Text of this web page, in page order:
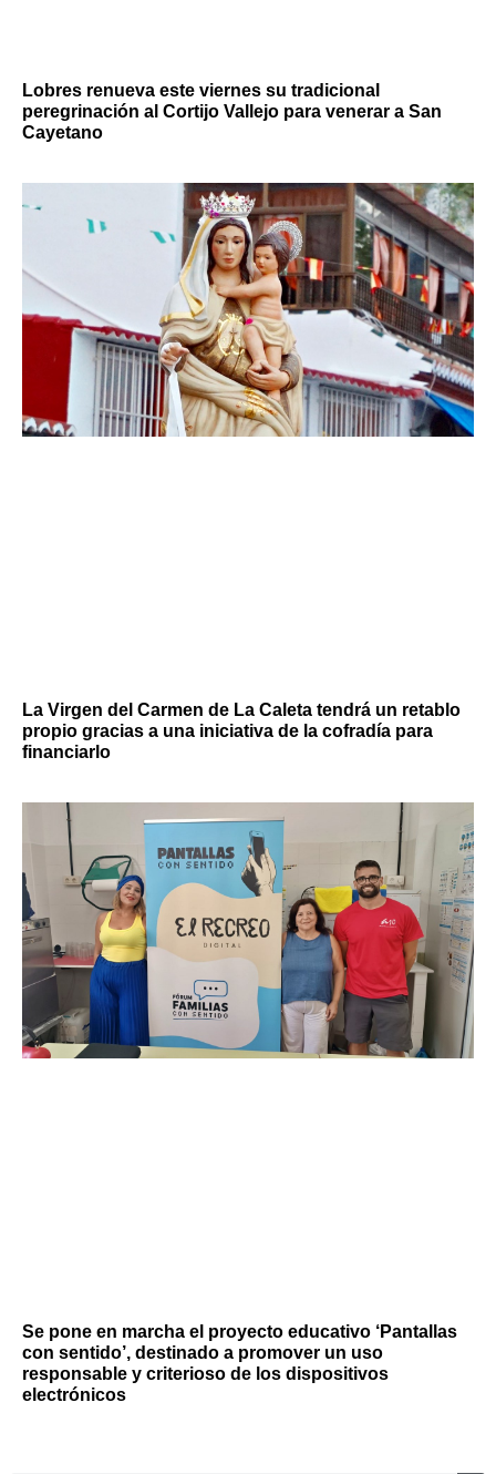
Lobres renueva este viernes su tradicional
peregrinación al Cortijo Vallejo para venerar a San
Cayetano
La Virgen del Carmen de La Caleta tendrá un retablo
propio gracias a una iniciativa de la cofradía para
financiarlo
Se pone en marcha el proyecto educativo ‘Pantallas
con sentido’, destinado a promover un uso
responsable y criterioso de los dispositivos
electrónicos